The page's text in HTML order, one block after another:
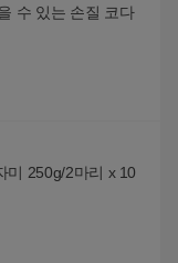
수 있는 손질 코다
미 250g/2마리 x 10